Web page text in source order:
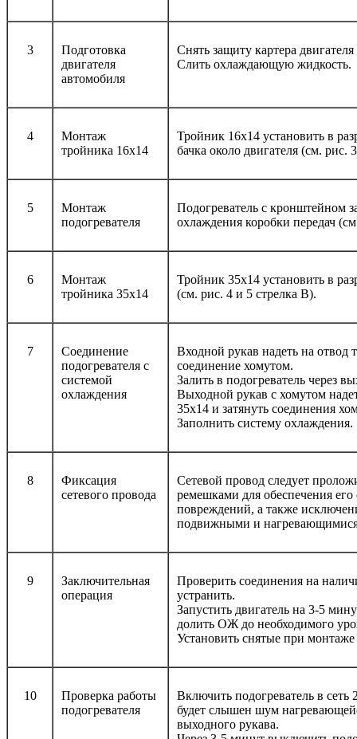
3
Подготовка
двигателя
автомобиля
Снять защиту картера
Cлить охлаждающую жидкость.
4
Монтаж
тройника 16х14
Тройник 16х14 установить в
бачка около двигателя (см. рис.
5
Монтаж
подогревателя
Подогреватель с кронштейном
охлаждения коробки передач
6
Монтаж
тройника 35х14
Тройник 35х14 установить в
(см. рис. 4 и 5 стрелка В).
7
Соединение
подогревателя с
системой
охлаждения
Входной рукав надеть на отвод
соединение хомутом.
Залить в подогреватель через
Выходной рукав с хомутом
35х14 и затянуть соединения
Заполнить систему охлаждения.
8
Фиксация
сетевого провода
Сетевой провод следует
ремешками для обеспечения
повреждений, а также
подвижными и нагревающимися
9
Заключительная
операция
Проверить соединения на
устранить.
Запустить двигатель на 3-5
долить ОЖ до необходимого
Установить снятые при
10
Проверка работы
подогревателя
Включить подогреватель в сеть
будет слышен шум
выходного рукава.